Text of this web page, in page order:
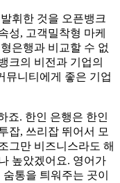
휘한 것을 오픈뱅크
성, 고객밀착형 마케
은행과 비교할 수 없
크의 비전과 기업의
뮤니티에게 좋은 기업
죠. 한인 은행은 한인
잡, 쓰리잡 뛰어서 모
그만 비즈니스라도 해
높았겠어요. 영어가
통을 틔워주는 곳이